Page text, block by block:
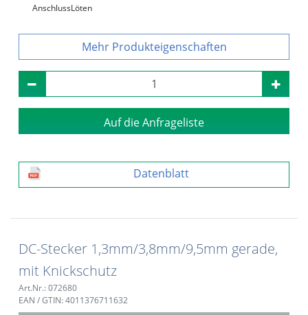
AnschlussLöten
Produkteigenschaften
Auf die Anfrageliste
Datenblatt
DC-Stecker 1,3mm/3,8mm/9,5mm gerade,
mit Knickschutz
Art.Nr.: 072680
EAN / GTIN: 4011376711632